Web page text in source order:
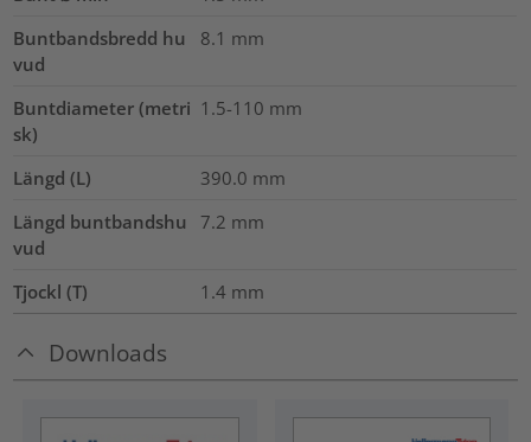
Buntbandsbredd hu
vud
8.1 mm
Buntdiameter (metri
sk)
1.5-110 mm
Längd (L) 390.0 mm
Längd buntbandshu
vud
7.2 mm
Tjockl (T) 1.4 mm
Downloads